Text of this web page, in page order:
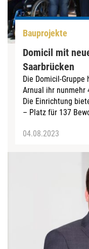
Bauprojekte
Domicil mit
Saarbrücken
Die Domicil-
Arnual ihr nunmehr
Die Einrichtung
– Platz für 137
04.08.2023